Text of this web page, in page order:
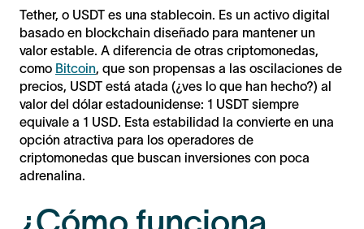
Tether, o USDT es una stablecoin. Es un activo digital
basado en blockchain diseñado para mantener un
valor estable. A diferencia de otras criptomonedas,
como Bitcoin , que son propensas a las oscilaciones de
precios, USDT está atada (¿ves lo que han hecho?) al
valor del dólar estadounidense: 1 USDT siempre
equivale a 1 USD. Esta estabilidad la convierte en una
opción atractiva para los operadores de
criptomonedas que buscan inversiones con poca
adrenalina.
¿Cómo funciona